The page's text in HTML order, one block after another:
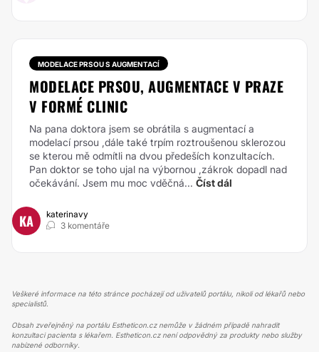
MODELACE PRSOU S AUGMENTACÍ
MODELACE PRSOU, AUGMENTACE V PRAZE
V FORMÉ CLINIC
Na pana doktora jsem se obrátila s augmentací a
modelací prsou ,dále také trpím roztroušenou sklerozou
se kterou mě odmítli na dvou předeších konzultacích.
Pan doktor se toho ujal na výbornou ,zákrok dopadl nad
očekávání. Jsem mu moc vděčná... Číst dál
KA
katerinavy
3 komentáře
Veškeré informace na této stránce pocházejí od uživatelů portálu, nikoli od lékařů nebo
specialistů.
Obsah zveřejněný na portálu Estheticon.cz nemůže v žádném případě nahradit
konzultaci pacienta s lékařem. Estheticon.cz není odpovědný za produkty nebo služby
nabízené odborníky.